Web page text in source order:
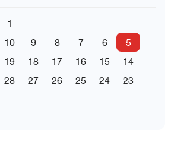
1
5
6
7
8
9
10
14
15
16
17
18
19
23
24
25
26
27
28